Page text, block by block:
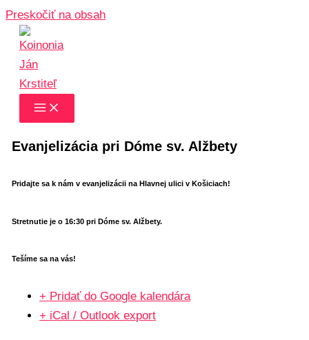
Preskočiť na obsah
Evanjelizácia pri Dóme sv. Alžbety
Pridajte sa k nám v evanjelizácii na Hlavnej ulici v Košiciach!
Stretnutie je o 16:30 pri Dóme sv. Alžbety.
Tešíme sa na vás!
+ Pridať do Google kalendára
+ iCal / Outlook export